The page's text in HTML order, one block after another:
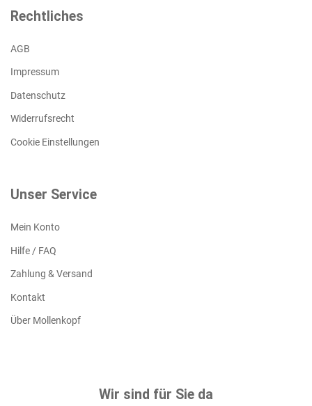
Rechtliches
AGB
Impressum
Datenschutz
Widerrufsrecht
Cookie Einstellungen
Unser Service
Mein Konto
Hilfe / FAQ
Zahlung & Versand
Kontakt
Über Mollenkopf
Wir sind für Sie da